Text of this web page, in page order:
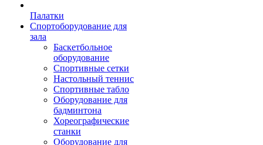
Палатки
Спортоборудование для
зала
Баскетбольное
оборудование
Спортивные сетки
Настольный теннис
Спортивные табло
Оборудование для
бадминтона
Хореографические
станки
Оборудование для